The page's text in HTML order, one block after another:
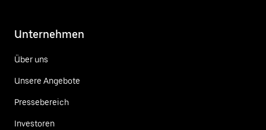
Unternehmen
Über uns
Unsere Angebote
Pressebereich
Investoren